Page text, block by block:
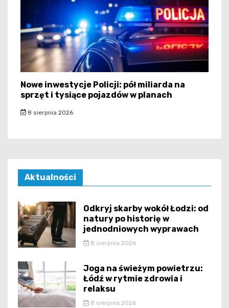
Nowe inwestycje Policji: pół miliarda na
sprzęt i tysiące pojazdów w planach
8 sierpnia 2026
Aktualności
Odkryj skarby wokół Łodzi: od
natury po historię w
jednodniowych wyprawach
8 sierpnia 2026
Joga na świeżym powietrzu:
Łódź w rytmie zdrowia i
relaksu
8 sierpnia 2026